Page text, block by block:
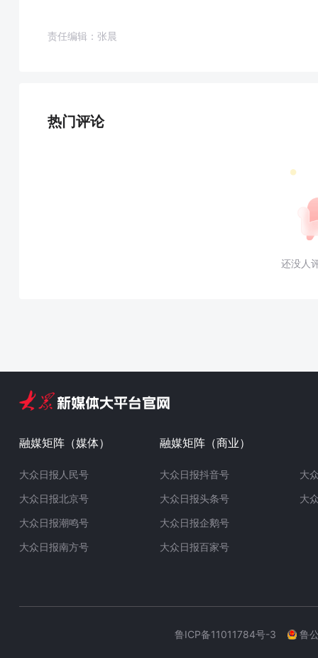
责任编辑：张晨
热门评论
还没人
融媒矩阵（媒体）
大众日报人民号
大众日报北京号
大众日报潮鸣号
大众日报南方号
融媒矩阵（商业）
大众日报抖音号
大众日报头条号
大众日报企鹅号
大众日报百家号
大
大
鲁ICP备11011784号-3 鲁